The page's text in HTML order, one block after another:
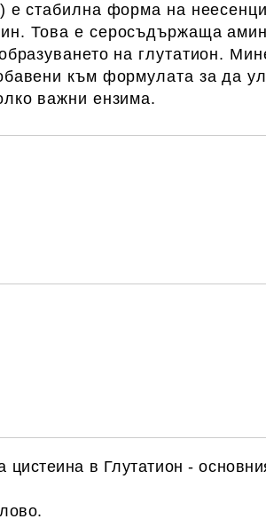
е стабилна форма на
Това е серосъдържаща
на глутатион.
към формулата за да
важни ензима.
в Глутатион -